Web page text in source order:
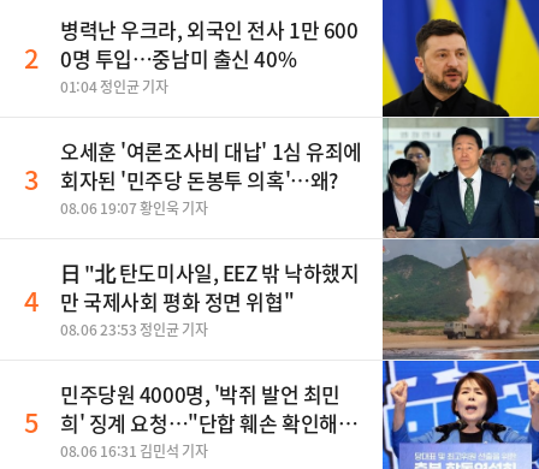
2
병력난 우크라, 외국인 전사 1만 600
0명 투입…중남미 출신 40%
01:04 정인균 기자
3
오세훈 '여론조사비 대납' 1심 유죄에
회자된 '민주당 돈봉투 의혹'…왜?
08.06 19:07 황인욱 기자
4
日 "北 탄도미사일, EEZ 밖 낙하했지
만 국제사회 평화 정면 위협"
08.06 23:53 정인균 기자
5
민주당원 4000명, '박쥐 발언 최민
희' 징계 요청…"단합 훼손 확인해
야"
08.06 16:31 김민석 기자